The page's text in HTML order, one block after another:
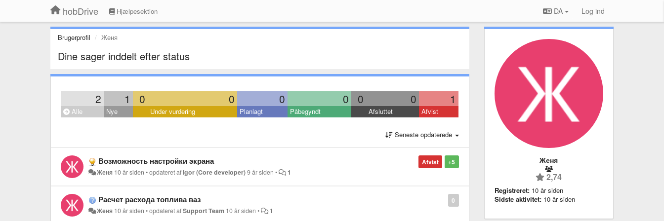
hobDrive Hjælpesektion DA Log ind
Brugerprofil Женя
Dine sager inddelt efter status
2 1 0 0 0 0 0 0 1
Alle Nye Under vurdering Planlagt Påbegyndt Afsluttet Afvist
Seneste opdaterede
+5
Afvist
Возможность настройки экрана
Женя 10 år siden •opdateret afIgor (Core developer)9 år siden • 1
0
Расчет расхода топлива ваз
Женя 10 år siden •opdateret afSupport Team 10 år siden • 1
Женя
2,74
Registreret: 10 år siden
Sidste aktivitet: 10 år siden